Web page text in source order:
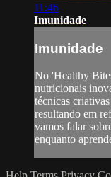
11:46
Imunidade
Imunidade
No 'Healthy
nutricionais
técnicas
resultando em
vamos falar
enquanto